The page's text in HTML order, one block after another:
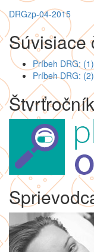
DRGzp-04-2015
Súvisiace
Príbeh DRG:
Príbeh DRG: